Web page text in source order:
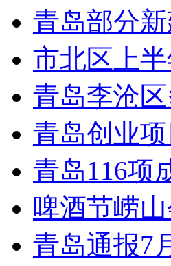
青岛部分
市北区上
青岛李沧
青岛创业
青岛116项
啤酒节崂
青岛通报7